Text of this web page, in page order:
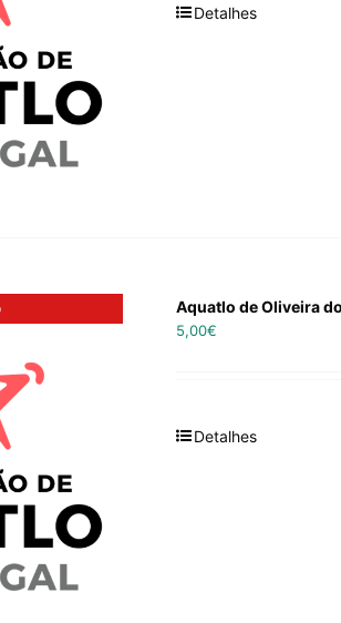
Detalhes
Aquatlo de Oliveira
5,00€
Detalhes